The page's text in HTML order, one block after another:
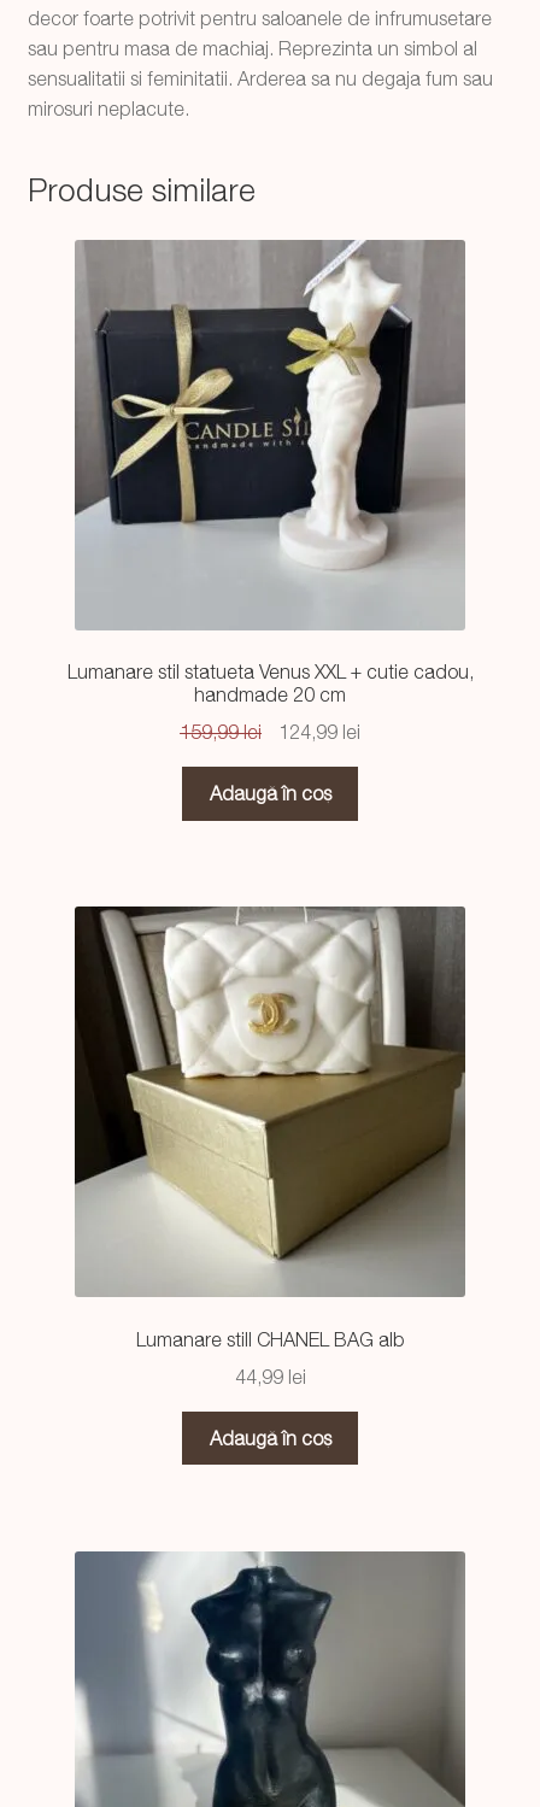
decor foarte potrivit pentru saloanele de infrumusetare
sau pentru masa de machiaj. Reprezinta un simbol al
sensualitatii si feminitatii. Arderea sa nu degaja fum sau
mirosuri neplacute.
Produse similare
Lumanare stil statueta Venus XXL + cutie cadou,
handmade 20 cm
159,99lei
Prețul
a
fost:
124,99 leiPrețul
Adaugă în coș
Lumanare still CHANEL BAG alb
44,99 lei
Adaugă în coș